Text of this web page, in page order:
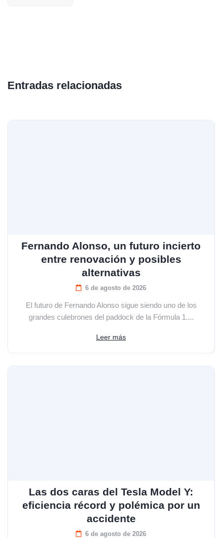
Entradas relacionadas
Fernando Alonso, un futuro incierto
entre renovación y posibles
alternativas
6 de agosto de 2026
El futuro de Fernando Alonso sigue siendo uno de los
grandes culebrones del paddock de la Fórmula 1....
Leer más
Las dos caras del Tesla Model Y:
eficiencia récord y polémica por un
accidente
6 de agosto de 2026